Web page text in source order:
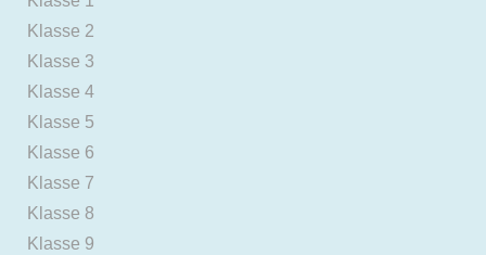
Klasse 2
Klasse 3
Klasse 4
Klasse 5
Klasse 6
Klasse 7
Klasse 8
Klasse 9